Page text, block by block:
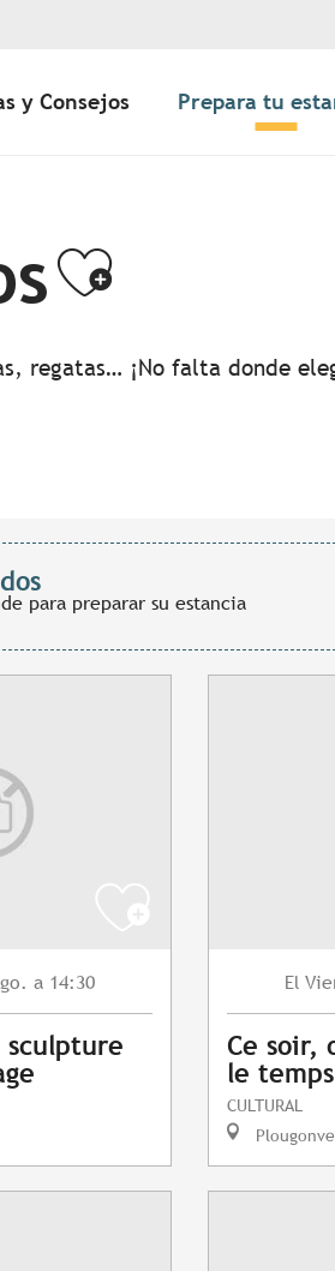
y Consejos Prepara tu
Ajouter
regatas… ¡No falta donde
para preparar su estancia
a 14:30 El
Ce soir,
le
CULTURAL